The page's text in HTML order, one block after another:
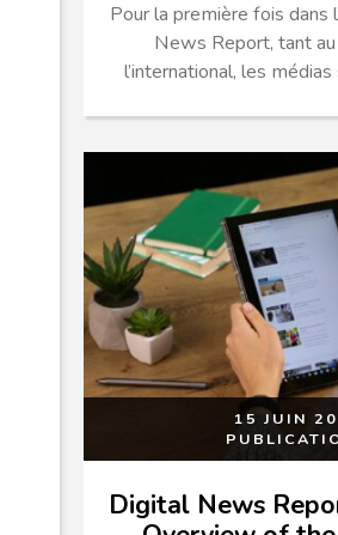
Pour la première fois dans
News Report, tant au
l’international, les
15 JUIN
Digital News